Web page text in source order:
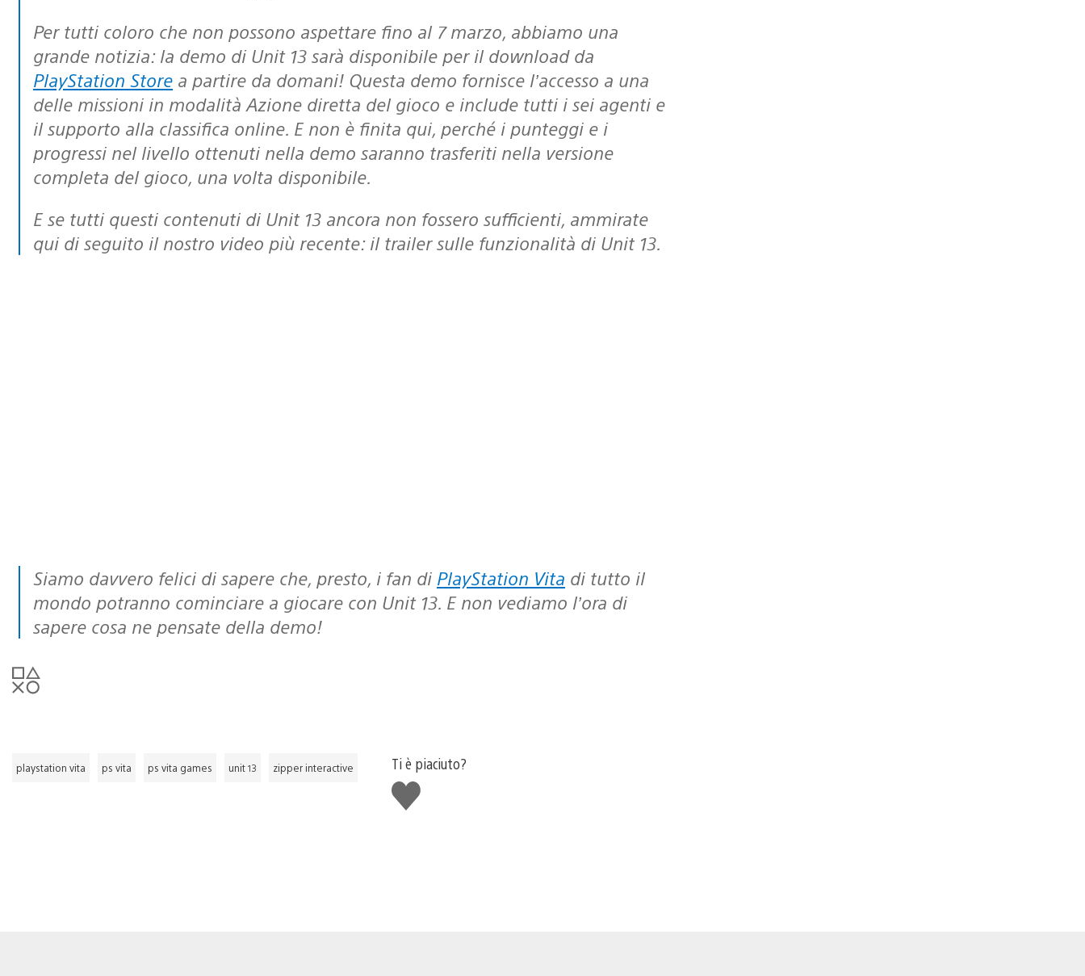
Per tutti coloro che non possono aspettare fino al 7 marzo, abbiamo una
grande notizia: la demo di Unit 13 sarà disponibile per il download da
PlayStation Store a partire da domani! Questa demo fornisce l’accesso a una
delle missioni in modalità Azione diretta del gioco e include tutti i sei agenti e
il supporto alla classifica online. E non è finita qui, perché i punteggi e i
progressi nel livello ottenuti nella demo saranno trasferiti nella versione
completa del gioco, una volta disponibile.
E se tutti questi contenuti di Unit 13 ancora non fossero sufficienti, ammirate
qui di seguito il nostro video più recente: il trailer sulle funzionalità di Unit 13.
Siamo davvero felici di sapere che, presto, i fan di PlayStation Vita di tutto il
mondo potranno cominciare a giocare con Unit 13. E non vediamo l’ora di
sapere cosa ne pensate della demo!
playstation vita ps vita ps vita games unit 13 zipper interactive
Ti è piaciuto?
Mi
piace